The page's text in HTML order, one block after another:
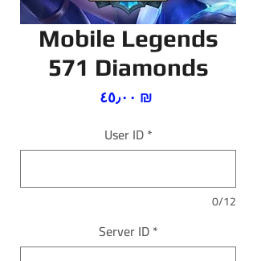
Mobile Legends
571 Diamonds
‏٤٥٫٠٠ ₪
User ID*
0/12
Server ID*